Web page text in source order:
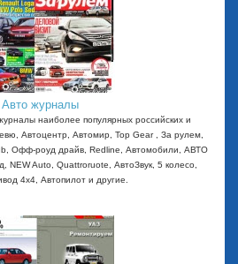
Авто журналы
наиболее популярных российских и
Автоцентр, Автомир, Top Gear , За рулем,
Офф-роуд драйв, Redline, Автомобили, АВТО
NEW Auto, Quattroruote, АвтоЗвук, 5 колесо,
4х4, Автопилот и другие.